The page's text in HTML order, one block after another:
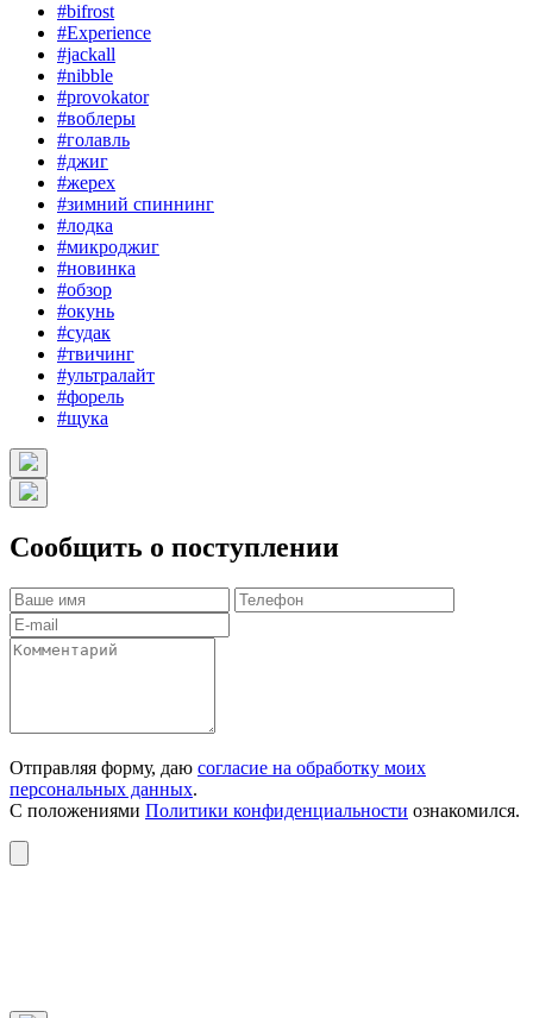
#bifrost
#Experience
#jackall
#nibble
#provokator
#воблеры
#голавль
#джиг
#жерех
#зимний спиннинг
#лодка
#микроджиг
#новинка
#обзор
#окунь
#судак
#твичинг
#ультралайт
#форель
#щука
Сообщить о поступлении
Отправляя форму, даю согласие на обработку моих
персональных данных.
С положениями Политики конфиденциальности ознакомился.